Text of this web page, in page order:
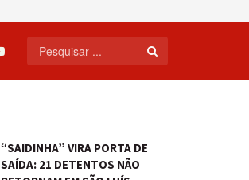
“SAIDINHA” VIRA PORTA DE
SAÍDA: 21 DETENTOS NÃO